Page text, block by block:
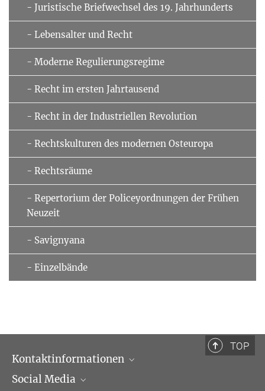
- Juristische Briefwechsel des 19. Jahrhunderts
- Lebensalter und Recht
- Moderne Regulierungsregime
- Recht im ersten Jahrtausend
- Recht in der Industriellen Revolution
- Rechtskulturen des modernen Osteuropa
- Rechtsräume
- Repertorium der Policeyordnungen der Frühen
Neuzeit
- Savignyana
- Einzelbände
TOP
Kontaktinformationen
Öffnungszeiten & Anfahrt
Social Media